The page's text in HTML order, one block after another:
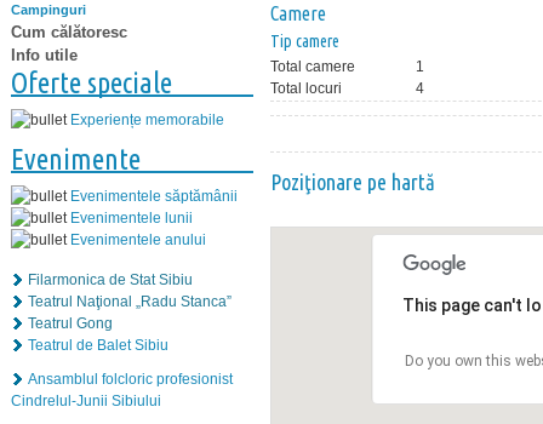
Campinguri
Cum călătoresc
Info utile
Oferte speciale
Experiențe memorabile
Evenimente
Evenimentele săptămânii
Evenimentele lunii
Evenimentele anului
Filarmonica de Stat Sibiu
Teatrul Naţional „Radu Stanca”
Teatrul Gong
Teatrul de Balet Sibiu
Ansamblul folcloric profesionist
Cindrelul-Junii Sibiului
Camere
Tip camere
Total camere
1
Total locuri
4
Poziţionare pe hartă
This page can't
Do you own this